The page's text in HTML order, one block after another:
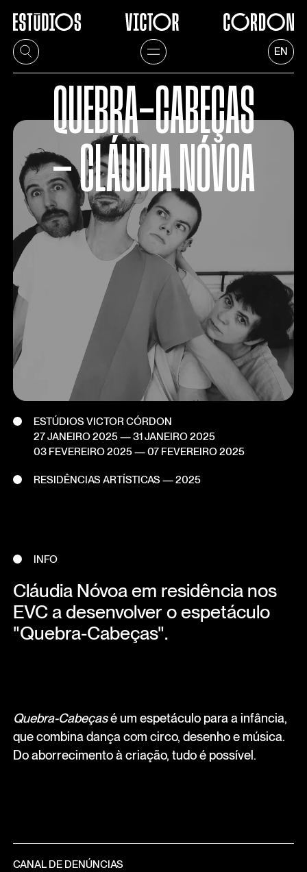
EN
QUEBRA-CABEÇAS
— CLÁUDIA NÓVOA
ESTÚDIOS VICTOR CÓRDON
27 JANEIRO 2025— 31 JANEIRO 2025
03 FEVEREIRO 2025— 07 FEVEREIRO 2025
RESIDÊNCIAS ARTÍSTICAS — 2025
INFO
Cláudia Nóvoa em residência nos
EVC a desenvolver o espetáculo
"Quebra-Cabeças".
Quebra-Cabeçasé um espetáculo para a infância,
que combina dança com circo, desenho e música.
Do aborrecimento à criação, tudo é possível.
CANAL DE DENÚNCIAS